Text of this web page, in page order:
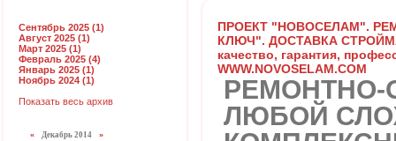
Сентябрь 2025 (1)
Август 2025 (1)
Март 2025 (1)
Февраль 2025 (4)
Январь 2025 (1)
Ноябрь 2024 (1)
Показать весь архив
«Декабрь 2014 »
ПРОЕКТ "НОВОСЕЛАМ".
КЛЮЧ". ДОСТАВКА
качество, гарантия,
WWW.NOVOSELAM.COM
ЛЮБОЙ